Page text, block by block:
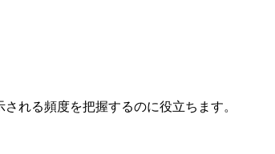
れる頻度を把握するのに役立ちます。